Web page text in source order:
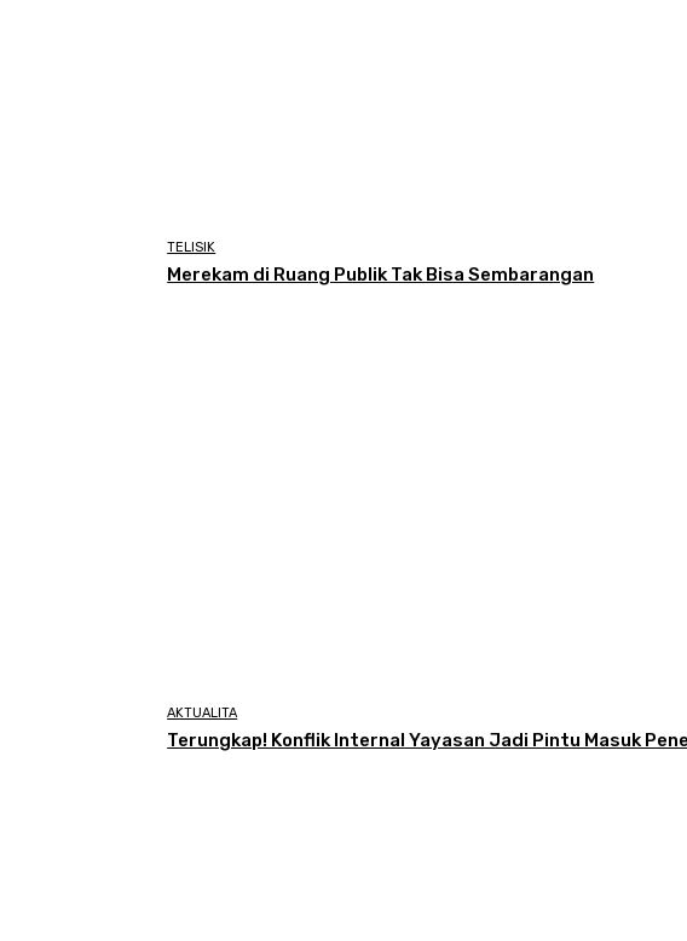
TELISIK
Merekam di Ruang Publik Tak Bisa Sembarangan
AKTUALITA
Terungkap! Konflik Internal Yayasan Jadi Pintu Masuk